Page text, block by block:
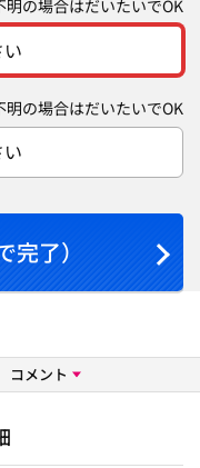
の場合はだいたいでOK
の場合はだいたいでOK
完了）
コメント